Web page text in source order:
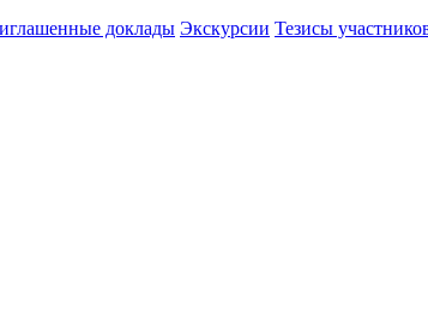
доклады Экскурсии Тезисы